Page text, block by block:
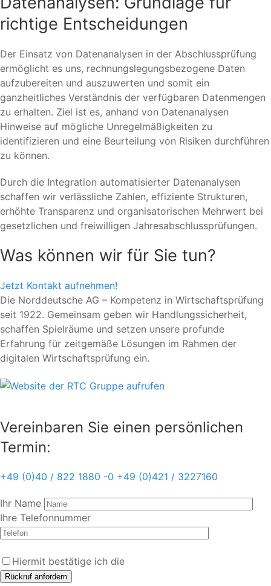
richtige Entscheidungen
Der Einsatz von Datenanalysen in der Abschlussprüfung
ermöglicht es uns, rechnungslegungsbezogene Daten
aufzubereiten und auszuwerten und somit ein
ganzheitliches Verständnis der verfügbaren Datenmengen
zu erhalten. Ziel ist es, anhand von Datenanalysen
Hinweise auf mögliche Unregelmäßigkeiten zu
identifizieren und eine Beurteilung von Risiken durchführen
zu können.
Durch die Integration automatisierter Datenanalysen
schaffen wir verlässliche Zahlen, effiziente Strukturen,
erhöhte Transparenz und organisatorischen Mehrwert bei
gesetzlichen und freiwilligen Jahresabschlussprüfungen.
Was können wir für Sie tun?
Jetzt Kontakt aufnehmen!
Die Norddeutsche AG – Kompetenz in Wirtschaftsprüfung
seit 1922. Gemeinsam geben wir Handlungssicherheit,
schaffen Spielräume und setzen unsere profunde
Erfahrung für zeitgemäße Lösungen im Rahmen der
digitalen Wirtschaftsprüfung ein.
Vereinbaren Sie einen persönlichen
Termin:
+49 (0)40 / 822 1880 -0 +49 (0)421 / 3227160
Ihr Name
Ihre Telefonnummer
Hiermit bestätige ich die